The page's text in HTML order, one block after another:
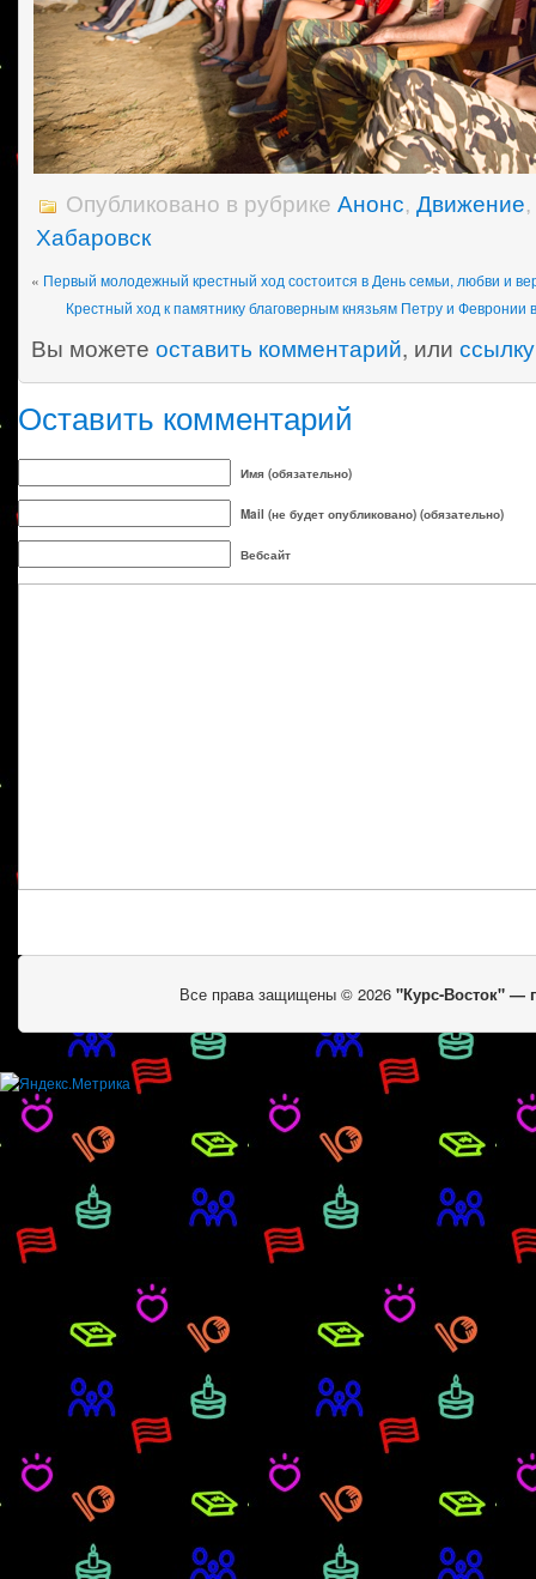
Опубликовано в рубрике Анонс, Движение,
Хабаровск
« Первый молодежный крестный ход состоится в День семьи, любви и
Крестный ход к памятнику благоверным князьям Петру и
Вы можете оставить комментарий, или ссылку
Оставить комментарий
Имя (обязательно)
Mail (не будет опубликовано) (обязательно)
Вебсайт
Все права защищены © 2026 "Курс-Восток" —